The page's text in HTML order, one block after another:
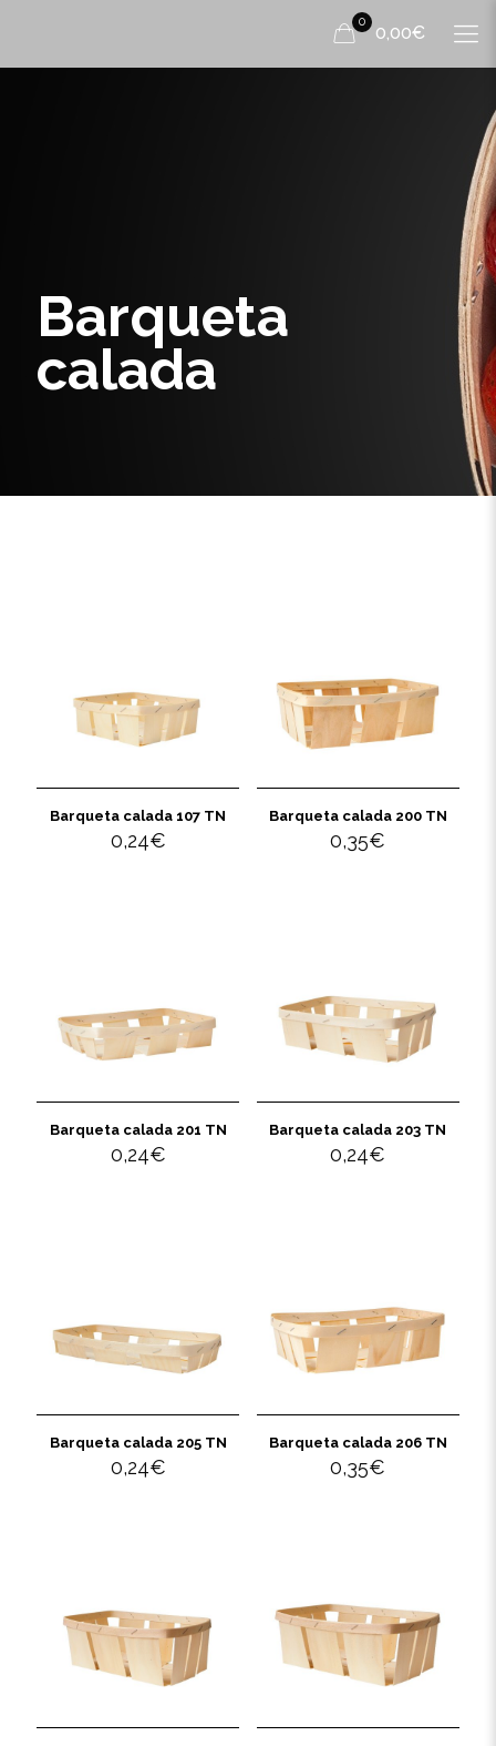
0
0,00€
Barqueta
calada
Barqueta calada 107 TN
0,24€
Barqueta calada 200 TN
0,35€
Barqueta calada 201 TN
0,24€
Barqueta calada 203 TN
0,24€
Barqueta calada 205 TN
0,24€
Barqueta calada 206 TN
0,35€